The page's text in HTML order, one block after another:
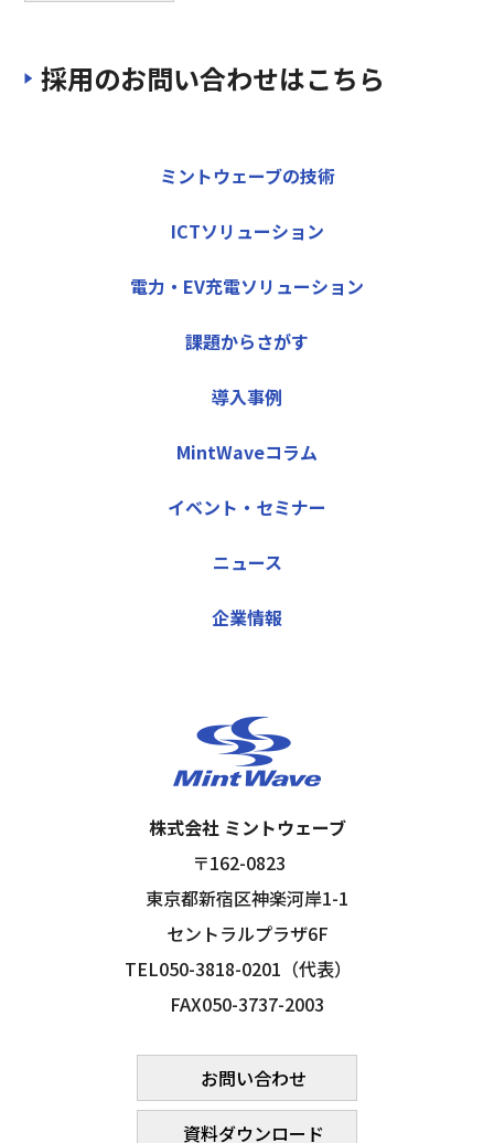
採用のお問い合わせはこちら
ミントウェーブの技術
ICTソリューション
電力・EV充電ソリューション
課題からさがす
導入事例
MintWaveコラム
イベント・セミナー
ニュース
企業情報
株式会社 ミントウェーブ
〒162-0823
東京都新宿区神楽河岸1-1
セントラルプラザ6F
TEL050-3818-0201（代表）
FAX050-3737-2003
お問い合わせ
資料ダウンロード